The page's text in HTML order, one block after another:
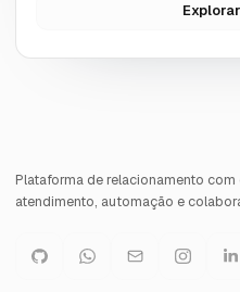
Plataforma de relacionamento com
atendimento, automação e